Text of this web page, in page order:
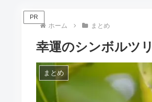
PR
ホーム まとめ
幸運のシンボルツ
まとめ